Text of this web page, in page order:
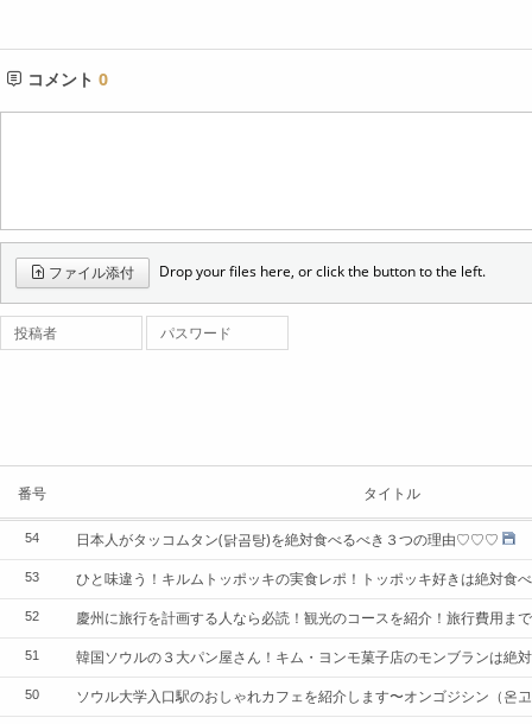
コメント 0
ファイル添付 Drop your files here, or click the button to the left.
投稿者 パスワード
番号 タイトル
54 日本人がタッコムタン(닭곰탕)を絶対食べるべき３つの理由♡♡♡
53 ひと味違う！キルムトッポッキの実食レポ！トッポッキ好きは絶対食
52 慶州に旅行を計画する人なら必読！観光のコースを紹介！旅行費用ま
51 韓国ソウルの３大パン屋さん！キム・ヨンモ菓子店のモンブランは絶
50 ソウル大学入口駅のおしゃれカフェを紹介します〜オンゴジシン（온